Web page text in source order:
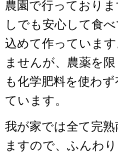
農園で行っており
しでも安心して食
込めて作っていま
ませんが、農薬を
も化学肥料を使わ
ています。
我が家では全て完
ますので、ふんわ